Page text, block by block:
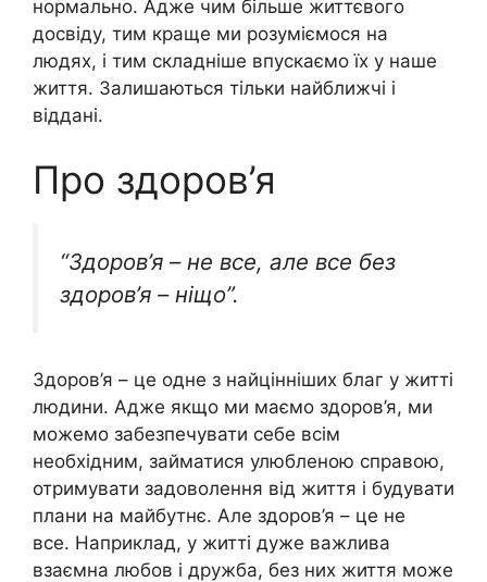
нормально. Адже чим більше життєвого
досвіду, тим краще ми розуміємося на
людях, і тим складніше впускаємо їх у наше
життя. Залишаються тільки найближчі і
віддані.
Про здоров’я
“Здоров’я – не все, але все без
здоров’я – ніщо”.
Здоров’я – це одне з найцінніших благ у житті
людини. Адже якщо ми маємо здоров’я, ми
можемо забезпечувати себе всім
необхідним, займатися улюбленою справою,
отримувати задоволення від життя і будувати
плани на майбутнє. Але здоров’я – це не
все. Наприклад, у житті дуже важлива
взаємна любов і дружба, без них життя може